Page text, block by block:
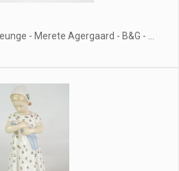
- Merete Agergaard - B&G - ...